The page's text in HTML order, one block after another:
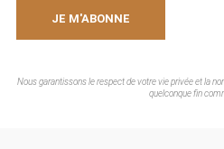
JE M'ABONNE
Nous garantissons le respect de votre vie privée et la
quelconque fin